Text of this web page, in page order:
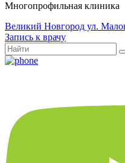
Многопрофильная клиника
Великий Новгород ул.
Запись к врачу